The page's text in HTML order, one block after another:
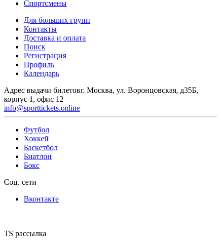
Спортсмены
Для больших групп
Контакты
Доставка и оплата
Поиск
Регистрация
Профиль
Календарь
Адрес выдачи билетовг. Москва, ул. Воронцовская, д35Б,
корпус 1, офис 12
info@sporttickets.online
Футбол
Хоккей
Баскетбол
Биатлон
Бокс
Соц. сети
Вконтакте
TS рассылка